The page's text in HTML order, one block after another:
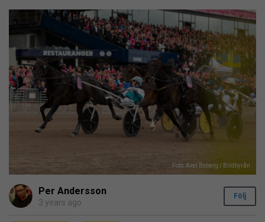
Foto: Axel Boberg / Bildbyrån
Per Andersson
3 years ago
Följ